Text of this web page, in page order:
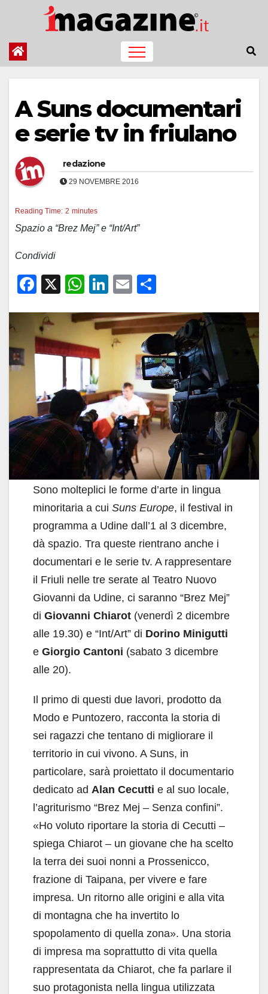
contenuto
A Suns documentari
e serie tv in friulano
redazione
29 NOVEMBRE 2016
Reading Time: 2 minutes
Spazio a “Brez Mej” e “Int/Art”
Condividi
F
c
e
b
o
k
X
W
at
s
A
p
p
Li
k
e
E
ail n
di
vi
di
Sono molteplici le forme d’arte in lingua
minoritaria a cui Suns Europe, il festival in
programma a Udine dall’1 al 3 dicembre,
dà spazio. Tra queste rientrano anche i
documentari e le serie tv. A rappresentare
il Friuli nelle tre serate al Teatro Nuovo
Giovanni da Udine, ci saranno “Brez Mej”
di Giovanni Chiarot (venerdì 2 dicembre
alle 19.30) e “Int/Art” di Dorino Minigutti
e Giorgio Cantoni (sabato 3 dicembre
alle 20).
Il primo di questi due lavori, prodotto da
Modo e Puntozero, racconta la storia di
sei ragazzi che tentano di migliorare il
territorio in cui vivono. A Suns, in
particolare, sarà proiettato il documentario
dedicato ad Alan Cecutti e al suo locale,
l’agriturismo “Brez Mej – Senza confini”.
«Ho voluto riportare la storia di Cecutti –
spiega Chiarot – un giovane che ha scelto
la terra dei suoi nonni a Prossenicco,
frazione di Taipana, per vivere e fare
impresa. Un ritorno alle origini e alla vita
di montagna che ha invertito lo
spopolamento di quella zona». Una storia
di impresa ma soprattutto di vita quella
rappresentata da Chiarot, che fa parlare il
suo protagonista nella lingua utilizzata